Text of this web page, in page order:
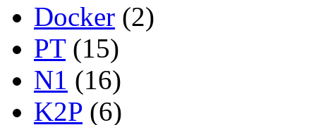
Docker (2)
PT(15)
N1 (16)
K2P (6)